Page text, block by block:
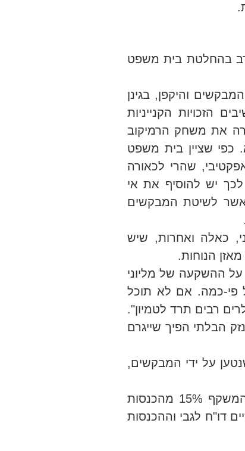
בהחלטת בית משפט
והיקפן, בגינן
כי נשמרות למשיבים הזכויות הקנייניות
את משחק הרמיקוב
כפי שציין בית משפט
שהרי לכאורה
יש להוסיף את אי
לשיטת המבקשים
כאלה ואחרות, שיש
הנוחות.
ההשקעה של מליוני
פי-כמה. אם לא תוכל
רבים תרד לטמיון".
הבלתי הפיך שייגרם
על ידי המבקשים,
אשר על כן, ועל דרך האומדנה, ניתן בזה צו המורה למשיבים להפקיד מדי חודשיים בחשבון נאמנות סכום המשקף 15% מהכנסות
דו"ח לגבי וההכנסות